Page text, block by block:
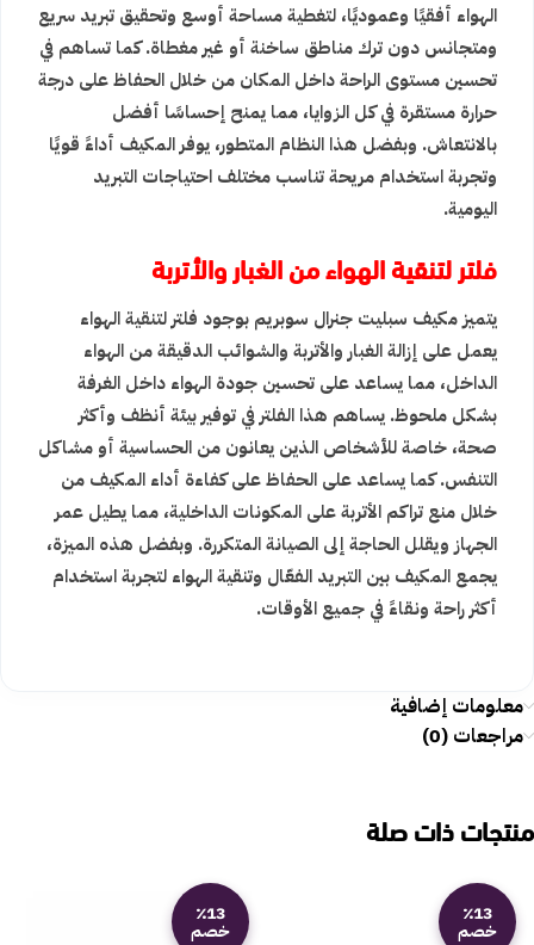
الهواء أفقيًا وعموديًا، لتغطية مساحة أوسع وتحقيق تبريد سريع
ومتجانس دون ترك مناطق ساخنة أو غير مغطاة. كما تساهم في
تحسين مستوى الراحة داخل المكان من خلال الحفاظ على درجة
حرارة مستقرة في كل الزوايا، مما يمنح إحساسًا أفضل
بالانتعاش. وبفضل هذا النظام المتطور، يوفر المكيف أداءً قويًا
وتجربة استخدام مريحة تناسب مختلف احتياجات التبريد
اليومية.
فلتر لتنقية الهواء من الغبار والأتربة
يتميز مكيف سبليت جنرال سوبريم بوجود فلتر لتنقية الهواء
يعمل على إزالة الغبار والأتربة والشوائب الدقيقة من الهواء
الداخل، مما يساعد على تحسين جودة الهواء داخل الغرفة
بشكل ملحوظ. يساهم هذا الفلتر في توفير بيئة أنظف وأكثر
صحة، خاصة للأشخاص الذين يعانون من الحساسية أو مشاكل
التنفس. كما يساعد على الحفاظ على كفاءة أداء المكيف من
خلال منع تراكم الأتربة على المكونات الداخلية، مما يطيل عمر
الجهاز ويقلل الحاجة إلى الصيانة المتكررة. وبفضل هذه الميزة،
يجمع المكيف بين التبريد الفعّال وتنقية الهواء لتجربة استخدام
أكثر راحة ونقاءً في جميع الأوقات.
معلومات إضافية
مراجعات (0)
منتجات ذات صلة
٪13
خصم
٪13
خصم